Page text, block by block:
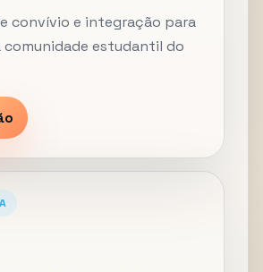
convívio e integração para
estudantil do